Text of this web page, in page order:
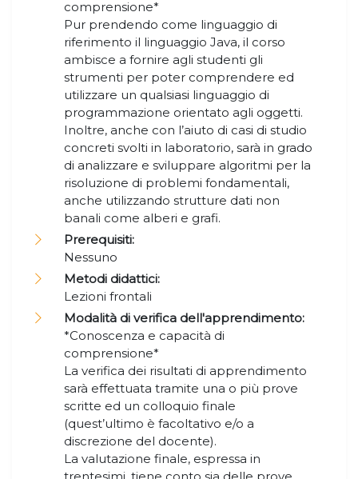
comprensione*
Pur prendendo come linguaggio di
riferimento il linguaggio Java, il corso
ambisce a fornire agli studenti gli
strumenti per poter comprendere ed
utilizzare un qualsiasi linguaggio di
programmazione orientato agli oggetti.
Inoltre, anche con l’aiuto di casi di studio
concreti svolti in laboratorio, sarà in grado
di analizzare e sviluppare algoritmi per la
risoluzione di problemi fondamentali,
anche utilizzando strutture dati non
banali come alberi e grafi.
Prerequisiti:
Nessuno
Metodi didattici:
Lezioni frontali
Modalità di verifica dell'apprendimento:
*Conoscenza e capacità di
comprensione*
La verifica dei risultati di apprendimento
sarà effettuata tramite una o più prove
scritte ed un colloquio finale
(quest’ultimo è facoltativo e/o a
discrezione del docente).
La valutazione finale, espressa in